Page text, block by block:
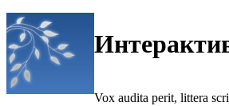
Vox audita perit, littera